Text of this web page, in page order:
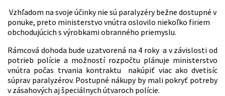
Vzhľadom na svoje účinky nie sú paralyzéry bežne dostupné v
ponuke, preto ministerstvo vnútra oslovilo niekoľko firiem
obchodujúcich s výrobkami obranného priemyslu.
Rámcová dohoda bude uzatvorená na 4 roky a v závislosti od
potrieb polície a možností rozpočtu plánuje ministerstvo
vnútra počas trvania kontraktu nakúpiť viac ako dvetisíc
súprav paralyzérov. Postupné nákupy by mali pokryť potreby
v zásahových aj špeciálnych útvaroch polície.